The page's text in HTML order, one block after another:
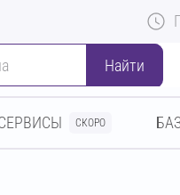
Найти
СКОРО